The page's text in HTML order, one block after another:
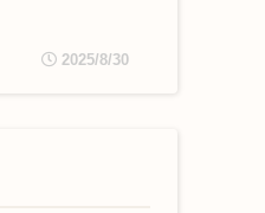
2025/8/30